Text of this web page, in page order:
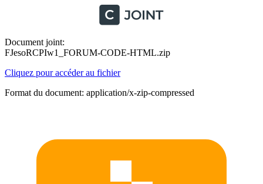
Document joint:
FJesoRCPIw1_FORUM-CODE-HTML.zip
Cliquez pour accéder au fichier
Format du document: application/x-zip-compressed